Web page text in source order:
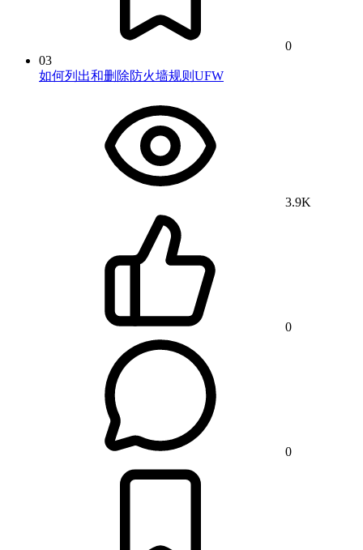
0
03
如何列出和删除防火墙规则UFW
3.9K
0
0